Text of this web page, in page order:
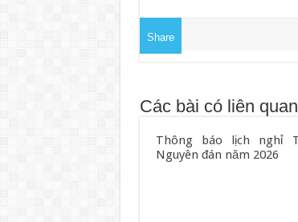
Share
Các bài có liên quan
Thông báo lịch nghỉ
Nguyên đán năm 2026